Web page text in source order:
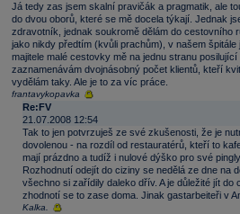
Já tedy zas jsem skalní pravičák a pragmatik, ale
do dvou oborů, které se mě docela týkají. Jednak
zdravotník, jednak soukromě dělám do cestovního
jako nikdy předtím (kvůli prachům), v našem
majitele malé cestovky mě na jednu stranu
zaznamenávám dvojnásobný počet klientů, kteří
vydělám taky. Ale je to za víc práce.
frantavykopavka
Re:FV
21.07.2008 12:54
Tak to jen potvrzuješ ze své zkušenosti, že je
dovolenou - na rozdíl od restauratérů, kteří to
mají prázdno a tudíž i nulové dýško pro své
Rozhodnutí odejít do ciziny se nedělá ze dne na
všechno si zařídily daleko dřív. A je důležité jít do
zhodnotí se to zase doma. Jinak gastarbeiteři v
Kalka.